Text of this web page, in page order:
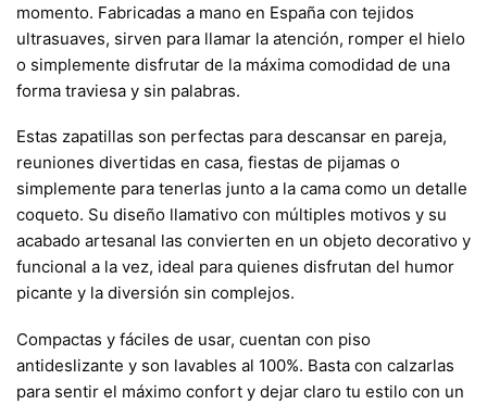
momento. Fabricadas a mano en España con tejidos
ultrasuaves, sirven para llamar la atención, romper el hielo
o simplemente disfrutar de la máxima comodidad de una
forma traviesa y sin palabras.
Estas zapatillas son perfectas para descansar en pareja,
reuniones divertidas en casa, fiestas de pijamas o
simplemente para tenerlas junto a la cama como un detalle
coqueto. Su diseño llamativo con múltiples motivos y su
acabado artesanal las convierten en un objeto decorativo y
funcional a la vez, ideal para quienes disfrutan del humor
picante y la diversión sin complejos.
Compactas y fáciles de usar, cuentan con piso
antideslizante y son lavables al 100%. Basta con calzarlas
para sentir el máximo confort y dejar claro tu estilo con un